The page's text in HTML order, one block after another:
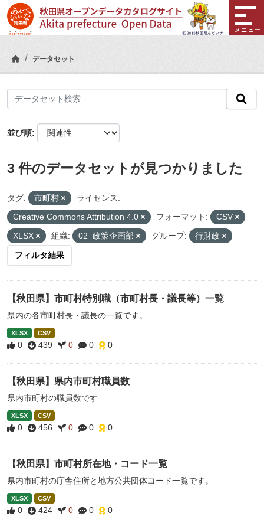
Skip to main content
メニュー
データセット
並び順
3 件のデータセットが見つかりました
タグ: 市町村
ライセンス:
Creative Commons Attribution 4.0
フォーマット:
CSV
XLSX
組織: 02_政策企画部 グループ: 行財政
フィルタ結果
【秋田県】市町村特別職（市町村長・議長等）一覧
県内の各市町村長・議長の一覧です。
XLSX CSV
0 439 0 0 0
【秋田県】県内市町村職員数
県内市町村の職員数です
XLSX CSV
0 456 0 0 0
【秋田県】市町村所在地・コード一覧
県内市町村の庁舎住所と地方公共団体コード一覧です。
XLSX CSV
0 424 0 0 0